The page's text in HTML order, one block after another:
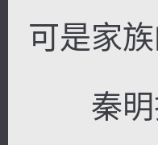
可是家
秦明扫